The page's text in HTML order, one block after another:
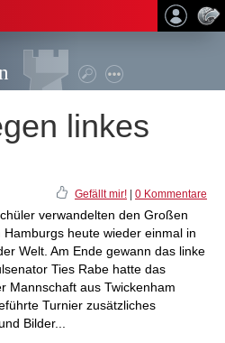
linkes
Gefällt mir! 0 Kommentare
verwandelten den Großen
heute wieder einmal in
Welt. Am Ende gewann das linke
Ties Rabe hatte das
Mannschaft aus Twickenham
Turnier zusätzliches
Bilder...